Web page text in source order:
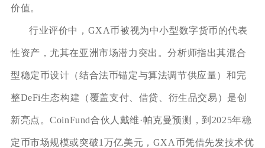
价值。
行业评价中，GXA币被视为中小型数字货币的代表
性资产，尤其在亚洲市场潜力突出。分析师指出其混合
型稳定币设计（结合法币锚定与算法调节供应量）和完
整DeFi生态构建（覆盖支付、借贷、衍生品交易）是创
新亮点。CoinFund合伙人戴维·帕克曼预测，到2025年稳
定币市场规模或突破1万亿美元，GXA币凭借先发技术优